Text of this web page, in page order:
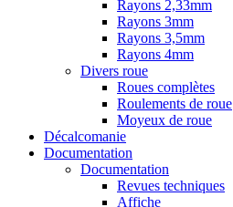
Rayons 2,33mm
Rayons 3mm
Rayons 3,5mm
Rayons 4mm
Divers roue
Roues complètes
Roulements de roue
Moyeux de roue
Décalcomanie
Documentation
Documentation
Revues techniques
Affiche